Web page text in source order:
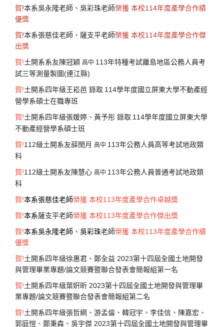
賀!本系吳永隆老師、吳彩珠老師榮獲 本校114年度產學合作績
優獎
賀!本系張慈佳老師、薩支平老師榮獲 本校114年度產學合作傑
出獎
賀!土開系系友陳冠穎 高中 113年特種考試離島地區公務人員考
試三等測量製圖(連江縣)
賀!土開系四年級王崧邑 錄取 114學年度國立屏東大學不動產經
營學系碩士在職專班
賀!土開系四年級張媛婷、黃予彤錄取 114學年度國立屏東大學
不動產經營學系碩士班
賀!112級土開系友薛閔月 高中 113年公務人員高等考試地政類
科
賀!112級土開系友陳慧心 高中 113年公務人員普通考試地政類
科
賀!本系張慈佳老師榮獲 本校113年度產學合作卓越獎
賀!本系薩支平老師榮獲 本校113年度產學合作傑出獎
賀!本系吳永隆老師 、 吳彩珠老師榮獲 本校113年度產學合作績
優獎
賀!土開系四年級徐惠君、鄭全益 2023第十四屆全國土地開發
與管理畢業專題/論文競賽暨聯合發表會簡報組第一名
賀!土開系四年級葉姸昕 2023第十四屆全國土地開發與管理畢
業專題/論文競賽暨聯合發表會簡報組第二名
賀!土開系四年級張哲綱、游孟倫、韓冠宇、李佳信、陳嘉宏、
郭庭愷、鄭秉森、吳宇傑 2023第十四屆全國土地開發與管理畢